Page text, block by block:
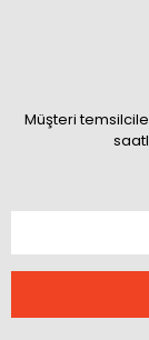
Müşteri